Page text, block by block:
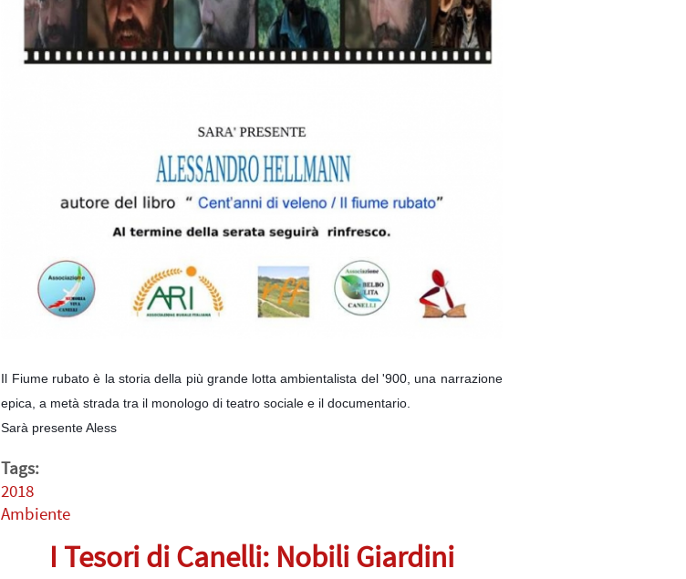
Il Fiume rubato è la storia della più grande lotta ambientalista del '900, una narrazione
epica, a metà strada tra il monologo di teatro sociale e il documentario.
Sarà presente Aless
Tags:
2018
Ambiente
I Tesori di Canelli: Nobili Giardini